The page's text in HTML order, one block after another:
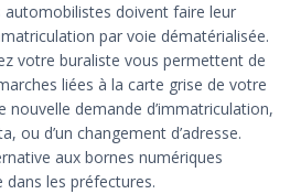
automobilistes doivent faire leur
par voie dématérialisée.
votre buraliste vous permettent de
liées à la carte grise de votre
nouvelle demande d’immatriculation,
ou d’un changement d’adresse.
aux bornes numériques
dans les préfectures.